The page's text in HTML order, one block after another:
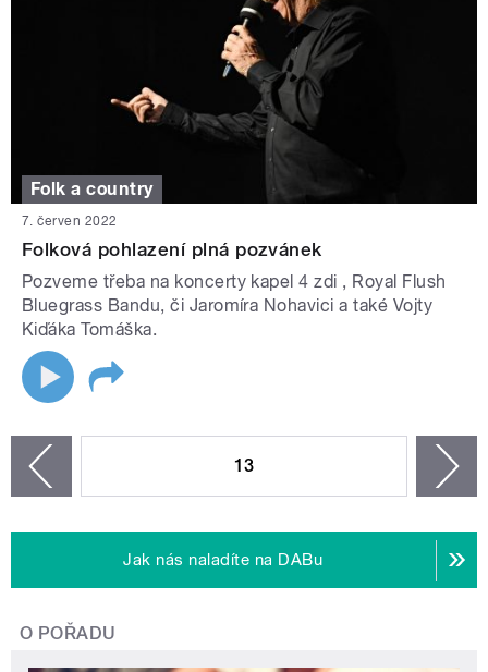
Folk a country
7. červen 2022
Folková pohlazení plná pozvánek
Pozveme třeba na koncerty kapel 4 zdi , Royal Flush
Bluegrass Bandu, či Jaromíra Nohavici a také Vojty
Kiďáka Tomáška.
13
Jak nás naladíte na DABu
O POŘADU